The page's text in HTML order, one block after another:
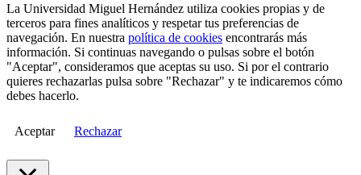
La Universidad Miguel Hernández utiliza cookies propias y de
terceros para fines analíticos y respetar tus preferencias de
navegación. En nuestra política de cookies encontrarás más
información. Si continuas navegando o pulsas sobre el botón
"Aceptar", consideramos que aceptas su uso. Si por el contrario
quieres rechazarlas pulsa sobre "Rechazar" y te indicaremos cómo
debes hacerlo.
Aceptar Rechazar